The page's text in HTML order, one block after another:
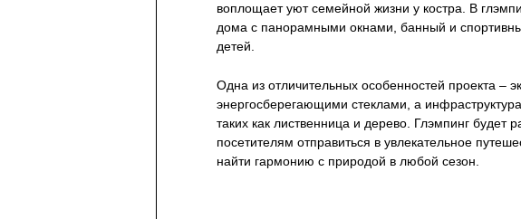
воплощает уют семейной жизни у костра. В
дома с панорамными окнами, банный и
детей.
Одна из отличительных особенностей проекта –
энергосберегающими стеклами, а
таких как лиственница и дерево. Глэмпинг будет
посетителям отправиться в увлекательное
найти гармонию с природой в любой сезон.